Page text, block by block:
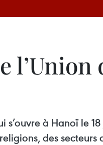
l’Union
à Hanoï le
des